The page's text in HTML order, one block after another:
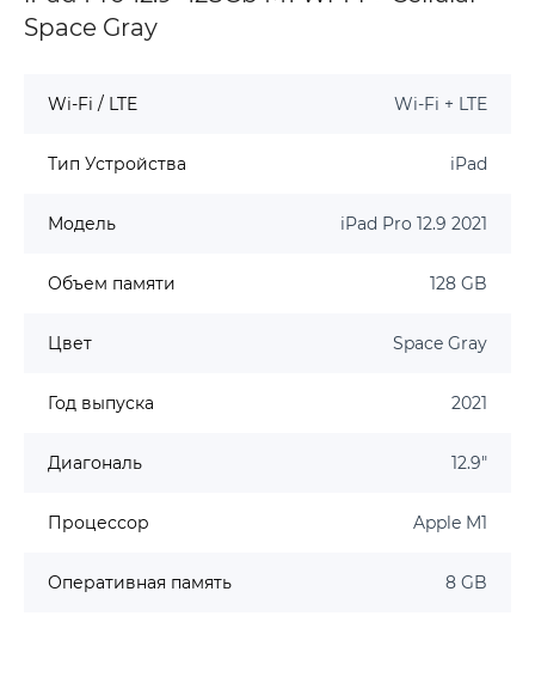
Space Gray
Wi-Fi / LTE Wi-Fi + LTE
Тип Устройства iPad
Модель iPad Pro 12.9 2021
Объем памяти 128 GB
Цвет Space Gray
Год выпуска 2021
Диагональ 12.9"
Процессор Apple M1
Оперативная память 8 GB